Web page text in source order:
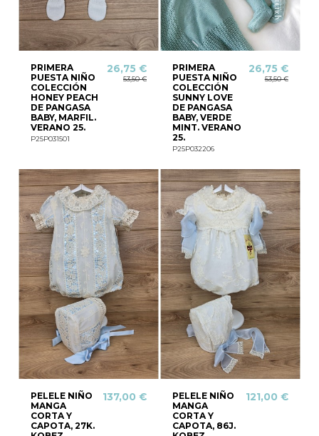
PRIMERA
PUESTA NIÑO
COLECCIÓN
HONEY PEACH
DE PANGASA
BABY, MARFIL.
VERANO 25.
P25P031501
26,75 €
53,50 €
PRIMERA
PUESTA NIÑO
COLECCIÓN
SUNNY LOVE
DE PANGASA
BABY, VERDE
MINT. VERANO
25.
P25P032206
26,75 €
53,50 €
PELELE NIÑO
MANGA
CORTA Y
CAPOTA, 27K.
137,00 €
PELELE NIÑO
MANGA
CORTA Y
CAPOTA, 86J.
121,00 €